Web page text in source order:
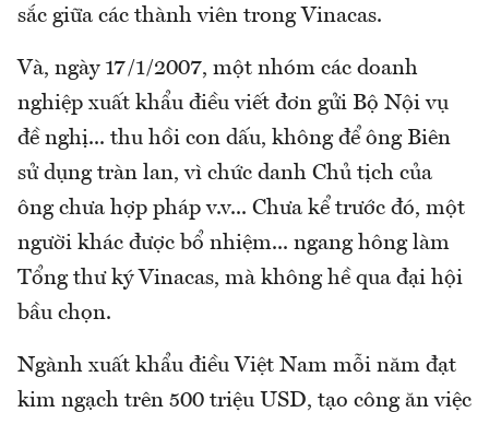
sắc giữa các thành viên trong Vinacas.
Và, ngày 17/1/2007, một nhóm các doanh
nghiệp xuất khẩu điều viết đơn gửi Bộ Nội vụ
đề nghị... thu hồi con dấu, không để ông Biên
sử dụng tràn lan, vì chức danh Chủ tịch của
ông chưa hợp pháp v.v... Chưa kể trước đó, một
người khác được bổ nhiệm... ngang hông làm
Tổng thư ký Vinacas, mà không hề qua đại hội
bầu chọn.
Ngành xuất khẩu điều Việt Nam mỗi năm đạt
kim ngạch trên 500 triệu USD, tạo công ăn việc